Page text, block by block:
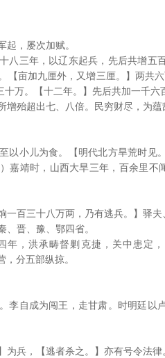
起，屡次加赋。
八三年，以辽东起兵，先后共增五
【亩加九厘外，又增三厘。】两共
十万。【十二年。】先后共加一千
殆超出七、八倍。民穷财尽，为蕴
以小儿为食。【明代北方旱荒时见
嘉靖时，山西大旱三年，百余里不
一百三十八万两，乃有逃兵。】驿
晋、豫、鄂四省。
年，洪承畴督剿克捷，关中患定
，分五部纵掠。
李自成为闯王，走甘肃。时明廷以
兵，【逃者杀之。】亦有号令法律